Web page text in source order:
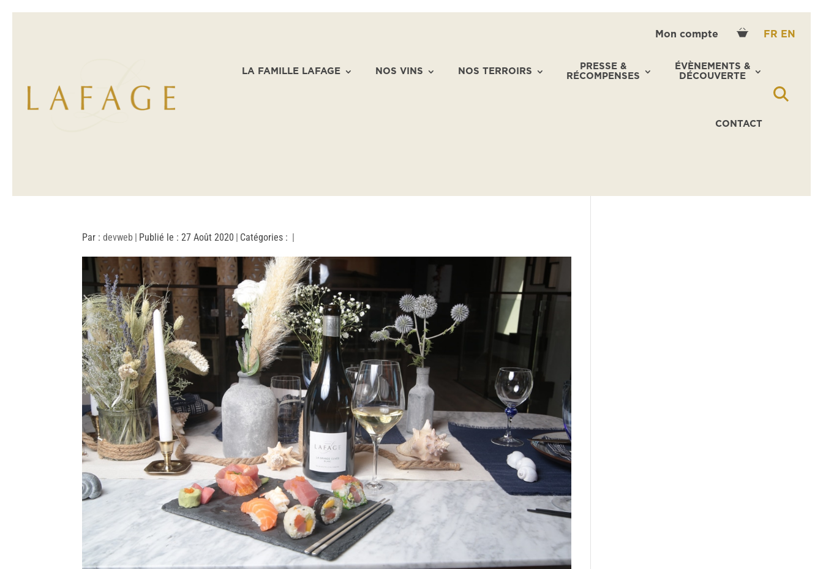
Mon compte FR EN
LA FAMILLE LAFAGE NOS VINS NOS TERROIRS
PRESSE &
RÉCOMPENSES
ÉVÈNEMENTS &
DÉCOUVERTE
CONTACT
Par :devweb | Publié le : 27 Août 2020 | Catégories : |